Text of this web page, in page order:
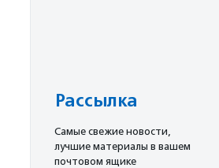
Рассылка
Cамые свежие новости,
лучшие материалы в вашем
почтовом ящике